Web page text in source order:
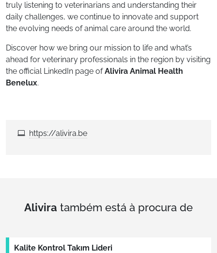
truly listening to veterinarians and understanding their
daily challenges, we continue to innovate and support
the evolving needs of animal care around the world.
Discover how we bring our mission to life and what’s
ahead for veterinary professionals in the region by visiting
the official LinkedIn page ofAlivira Animal Health
Benelux.
https://alivira.be
Alivira também está à procura de
Kalite Kontrol Takım Lideri